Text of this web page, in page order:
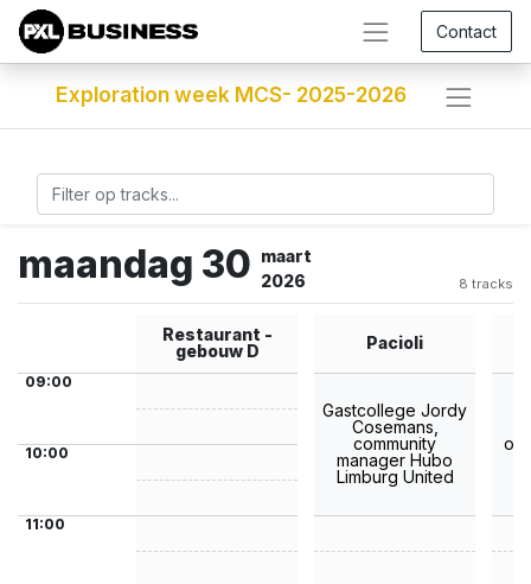
Contact
Exploration week MCS- 2025-2026
maandag 30 maart
2026
8 tracks
Restaurant -
gebouw D
Pacioli
09:00
Gastcollege Jordy
Cosemans,
community
manager Hubo
Limburg United
10:00
11:00